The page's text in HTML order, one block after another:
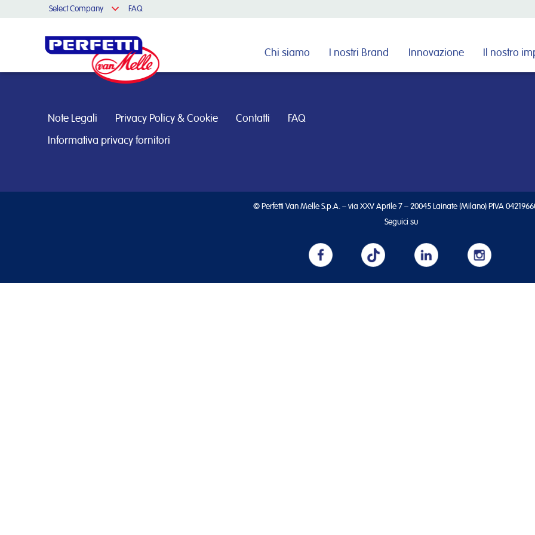
Select Company FAQ
Chi siamo I nostri Brand Innovazione Il nostro
Cerca nel sito
Note Legali Privacy Policy & Cookie Contatti FAQ
Informativa privacy fornitori
© Perfetti Van Melle S.p.A. – via XXV Aprile 7 – 20045 Lainate (Milano) PIVA
Seguici su